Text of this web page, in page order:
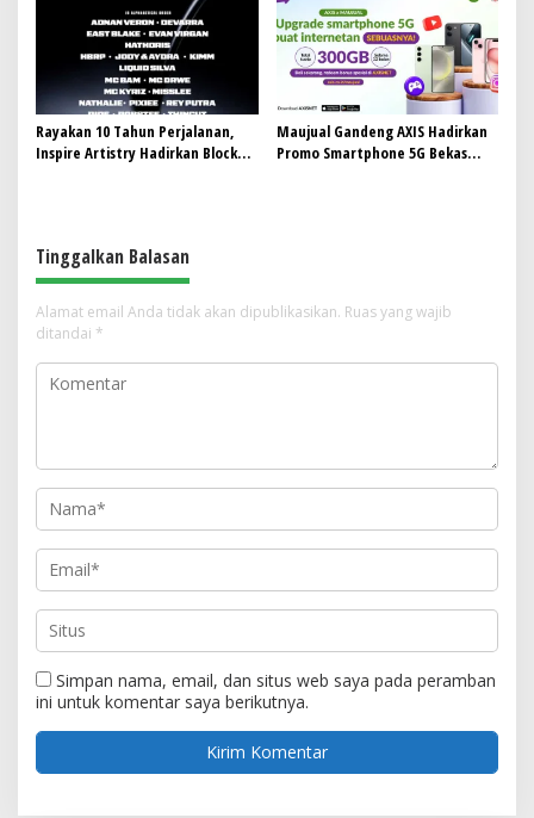
Pertama Magister ITSI
Rayakan 10 Tahun Perjalanan,
Inspire Artistry Hadirkan Block
Maujual Gandeng AXIS Hadirkan
Promo Smartphone 5G Bekas
Tinggalkan Balasan
Alamat email Anda tidak akan dipublikasikan. Ruas yang wajib
ditandai *
Simpan nama, email, dan situs web saya pada peramban
ini untuk komentar saya berikutnya.